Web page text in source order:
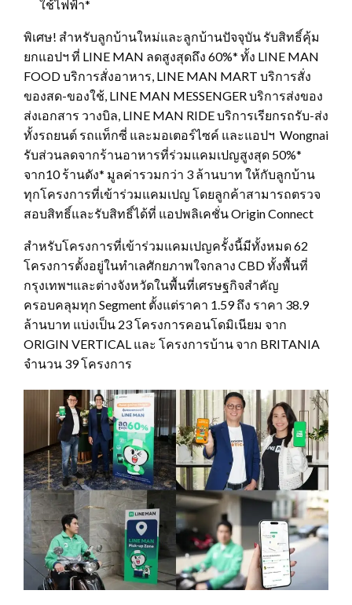
ใช้ไฟฟ้า*
พิเศษ! สำหรับลูกบ้านใหม่และลูกบ้านปัจจุบัน รับสิทธิ์คุ้ม
ยกแอปฯ ที่ LINE MAN ลดสูงสุดถึง 60%* ทั้ง LINE MAN
FOOD บริการสั่งอาหาร, LINE MAN MART บริการสั่ง
ของสด-ของใช้, LINE MAN MESSENGER บริการส่งของ
ส่งเอกสาร วางบิล, LINE MAN RIDE บริการเรียกรถรับ-ส่ง
ทั้งรถยนต์ รถแท็กซี่ และมอเตอร์ไซค์ และแอปฯ Wongnai
รับส่วนลดจากร้านอาหารที่ร่วมแคมเปญสูงสุด 50%*
จาก10 ร้านดัง* มูลค่ารวมกว่า 3 ล้านบาท ให้กับลูกบ้าน
ทุกโครงการที่เข้าร่วมแคมเปญ โดยลูกค้าสามารถตรวจ
สอบสิทธิ์และรับสิทธิ์ได้ที่ แอปพลิเคชั่น Origin Connect
สำหรับโครงการที่เข้าร่วมแคมเปญครั้งนี้มีทั้งหมด 62
โครงการตั้งอยู่ในทำเลศักยภาพใจกลาง CBD ทั้งพื้นที่
กรุงเทพฯและต่างจังหวัดในพื้นที่เศรษฐกิจสำคัญ
ครอบคลุมทุก Segment ตั้งแต่ราคา 1.59 ถึง ราคา 38.9
ล้านบาท แบ่งเป็น 23 โครงการคอนโดมิเนียม จาก
ORIGIN VERTICAL และ โครงการบ้าน จาก BRITANIA
จำนวน 39 โครงการ